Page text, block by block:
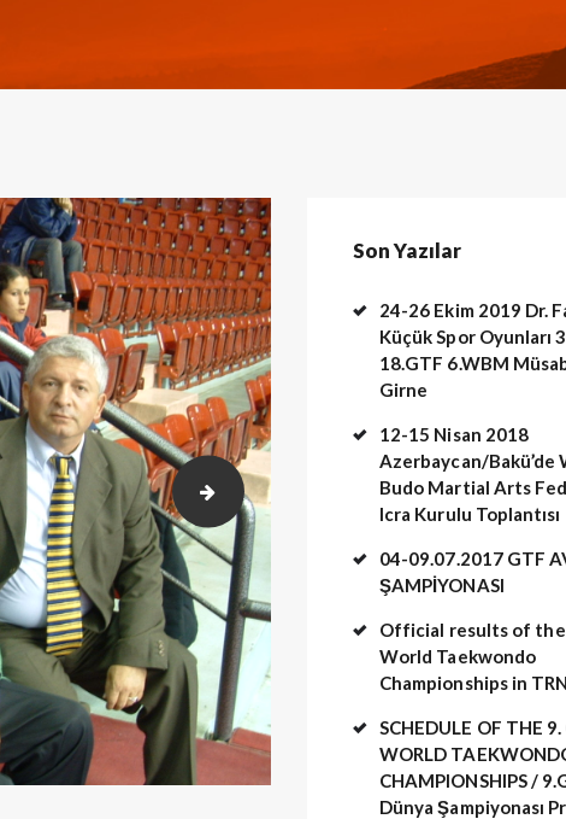
öztek-ezg-hakem (3)
Son Yazılar
24-26 Ekim 2019 Dr.
Küçük Spor Oyunları
18.GTF 6.WBM
Girne
12-15 Nisan 2018
Azerbaycan/Bakü’de
Budo Martial Arts
Icra Kurulu Toplantısı
04-09.07.2017 GTF
ŞAMPİYONASI
Official results of the
World Taekwondo
Championships in
SCHEDULE OF THE
WORLD
CHAMPIONSHIPS /
Dünya Şampiyonası